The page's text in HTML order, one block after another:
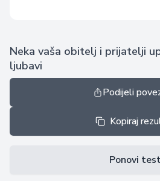
Neka vaša obitelj i prijatelji
ljubavi
Podijeli
Kopiraj
Ponovi